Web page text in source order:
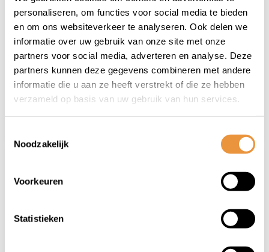
personaliseren, om functies voor social media te bieden
en om ons websiteverkeer te analyseren. Ook delen we
informatie over uw gebruik van onze site met onze
partners voor social media, adverteren en analyse. Deze
partners kunnen deze gegevens combineren met andere
informatie die u aan ze heeft verstrekt of die ze hebben
verzameld op basis van uw gebruik van hun services.
Noodzakelijk
Voorkeuren
Statistieken
Zadelpen verend
Post Moderne Cushy
Hg1 Ã¸27.2mm /
300mm - zilver
Niet op voorraad
31,95
Zadelpen verend
Post Moderne
Cushy-St Ã¸25.4mm
/ 300mm - zilver
Niet op voorraad
20,95